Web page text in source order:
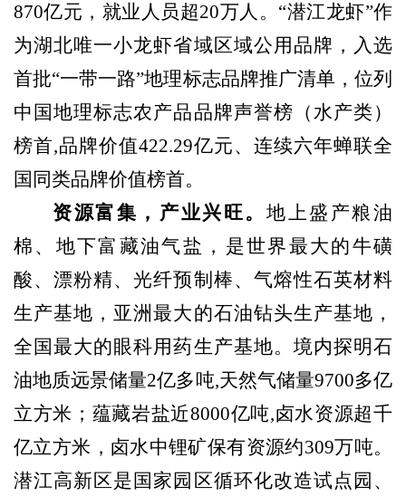
870亿元，就业人员超20万人。 “潜江龙虾”作
为湖北唯一小龙虾省域区域公用品牌，入选
首批“一带一路”地理标志品牌推广清单， 位列
中国地理标志农产品品牌声誉榜（水产类）
榜首,品牌价值422.29亿元、连续六年蝉联全
国同类品牌价值榜首。
资源富集 ， 产业兴旺。地上盛产粮油
棉、地下富藏油气盐，是世界最大的牛磺
酸、漂粉精、光纤预制棒、气熔性石英材料
生产基地，亚洲最大的石油钻头生产基地，
全国最大的眼科用药生产基地。境内探明石
油地质远景储量2亿多吨,天然气储量9700多亿
立方米；蕴藏岩盐近8000亿吨,卤水资源超千
亿立方米，卤水中锂矿保有资源约309万吨。
潜江高新区是国家园区循环化改造试点园、